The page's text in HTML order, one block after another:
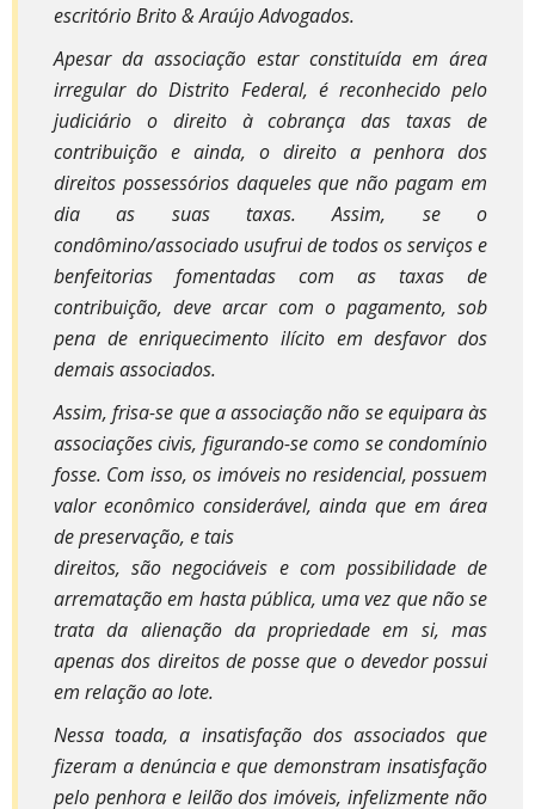
escritório Brito & Araújo Advogados.
Apesar da associação estar constituída em área
irregular do Distrito Federal, é reconhecido pelo
judiciário o direito à cobrança das taxas de
contribuição e ainda, o direito a penhora dos
direitos possessórios daqueles que não pagam em
dia as suas taxas. Assim, se o
condômino/associado usufrui de todos os serviços e
benfeitorias fomentadas com as taxas de
contribuição, deve arcar com o pagamento, sob
pena de enriquecimento ilícito em desfavor dos
demais associados.
Assim, frisa-se que a associação não se equipara às
associações civis, figurando-se como se condomínio
fosse. Com isso, os imóveis no residencial, possuem
valor econômico considerável, ainda que em área
de preservação, e tais
direitos, são negociáveis e com possibilidade de
arrematação em hasta pública, uma vez que não se
trata da alienação da propriedade em si, mas
apenas dos direitos de posse que o devedor possui
em relação ao lote.
Nessa toada, a insatisfação dos associados que
fizeram a denúncia e que demonstram insatisfação
pelo penhora e leilão dos imóveis, infelizmente não